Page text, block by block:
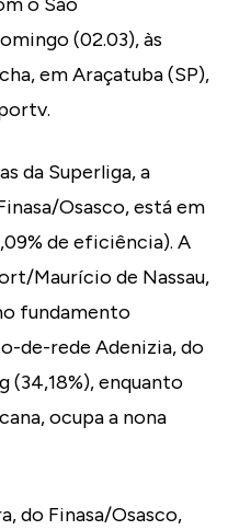
(02.03), às
em Araçatuba (SP),
da Superliga, a
Osasco, está em
de eficiência). A
Maurício de Nassau,
fundamento
de-rede Adenizia, do
(34,18%), enquanto
ocupa a nona
do Finasa/Osasco,